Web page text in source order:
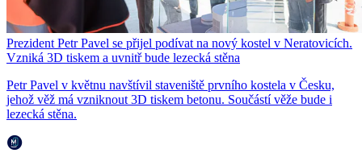
Prezident Petr Pavel se přijel podívat na nový kostel v Neratovicích.
Vzniká 3D tiskem a uvnitř bude lezecká stěna
Petr Pavel v květnu navštívil staveniště prvního kostela v Česku,
jehož věž má vzniknout 3D tiskem betonu. Součástí věže bude i
lezecká stěna.